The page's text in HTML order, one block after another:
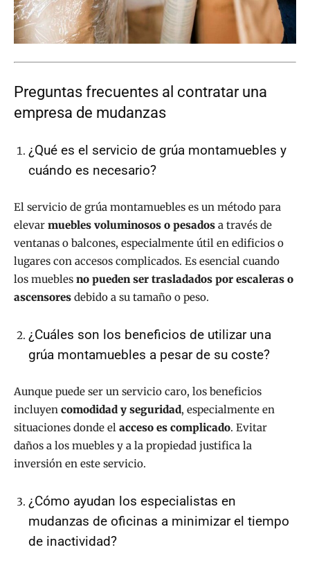
Preguntas frecuentes al contratar una
empresa de mudanzas
¿Qué es el servicio de grúa montamuebles y
cuándo es necesario?
El servicio de grúa montamuebles es un método para
elevar muebles voluminosos o pesados a través de
ventanas o balcones, especialmente útil en edificios o
lugares con accesos complicados. Es esencial cuando
los muebles no pueden ser trasladados por escaleras o
ascensores debido a su tamaño o peso.
¿Cuáles son los beneficios de utilizar una
grúa montamuebles a pesar de su coste?
Aunque puede ser un servicio caro, los beneficios
incluyen comodidad y seguridad, especialmente en
situaciones donde el acceso es complicado. Evitar
daños a los muebles y a la propiedad justifica la
inversión en este servicio.
¿Cómo ayudan los especialistas en
mudanzas de oficinas a minimizar el tiempo
de inactividad?